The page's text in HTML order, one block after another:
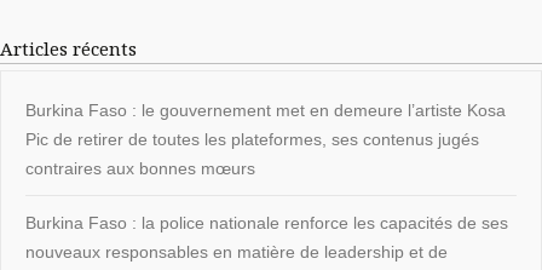
Articles récents
Burkina Faso : le gouvernement met en demeure l’artiste Kosa
Pic de retirer de toutes les plateformes, ses contenus jugés
contraires aux bonnes mœurs
Burkina Faso : la police nationale renforce les capacités de ses
nouveaux responsables en matière de leadership et de